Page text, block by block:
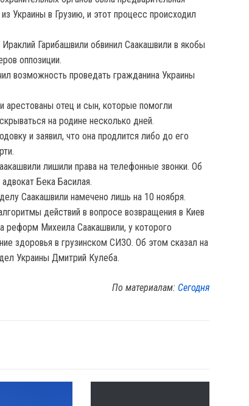
Украины в Грузию, и этот процесс происходил
Гарибашвили обвинил Саакашвили в якобы
оппозиции.
возможность проведать гражданина Украины
отец и сын, которые помогли
на родине несколько дней.
и заявил, что она продлится либо до его
лишили права на телефонные звонки. Об
Бека Басилая.
Саакашвили намечено лишь на 10 ноября.
действий в вопросе возвращения в Киев
реформ Михеила Саакашвили, у которого
здоровья в грузинском СИЗО. Об этом сказал на
Украины Дмитрий Кулеба.
По материалам: Сегодня